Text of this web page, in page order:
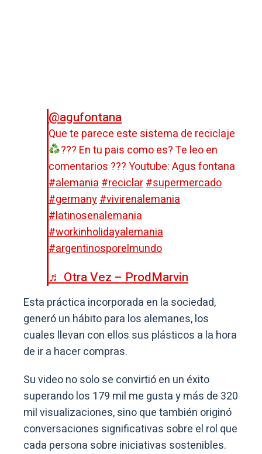
@agufontana
Que te parece este sistema de reciclaje
??? En tu pais como es? Te leo en
comentarios ??? Youtube: Agus fontana
#alemania#reciclar#supermercado
#germany#vivirenalemania
#latinosenalemania
#workinholidayalemania
#argentinosporelmundo
♬ Otra Vez – ProdMarvin
Esta práctica incorporada en la sociedad,
generó un hábito para los alemanes, los
cuales llevan con ellos sus plásticos a la hora
de ir a hacer compras.
Su video no solo se convirtió en un éxito
superando los 179 mil me gusta y más de 320
mil visualizaciones, sino que también originó
conversaciones significativas sobre el rol que
cada persona sobre iniciativas sostenibles.